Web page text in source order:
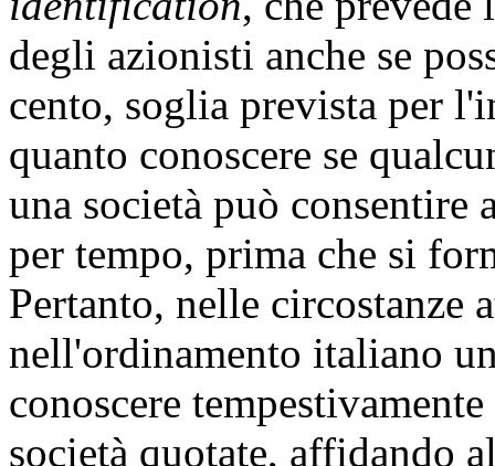
degli azionisti anche se
cento, soglia prevista per
quanto conoscere se
una società può consentire
per tempo, prima che si
Pertanto, nelle circostanze
nell'ordinamento italiano
conoscere
società quotate, affidando